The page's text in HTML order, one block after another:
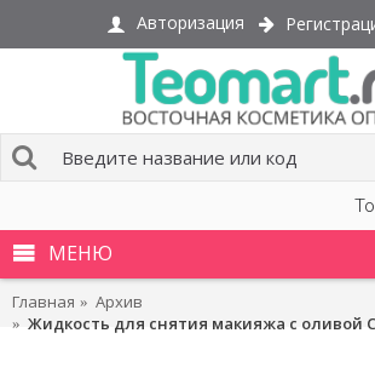
Авторизация
МЕНЮ
Главная
Архив
Жидкость для снятия макияжа с оливой